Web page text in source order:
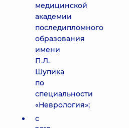
медицинской
академии
последипломного
образования
имени
П.Л.
Шупика
по
специальности
«Неврология»;
с